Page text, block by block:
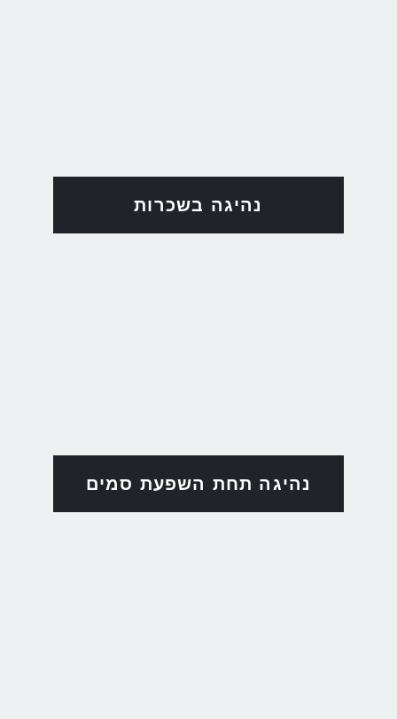
נהיגה בשכרות
נהיגה תחת השפעת סמים